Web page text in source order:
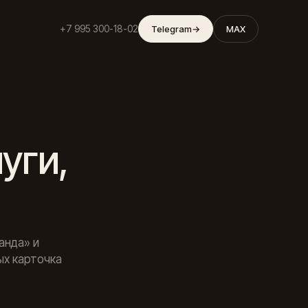
+7 995 300-18-02 Telegram→ MAX
и
карточка